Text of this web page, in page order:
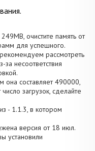
очистите память от
для успешного.
рассмотреть
несоответствия
она составляет 490000,
загрузок, сделайте
- 1.1.3, в котором
версия от 18 июл.
установили